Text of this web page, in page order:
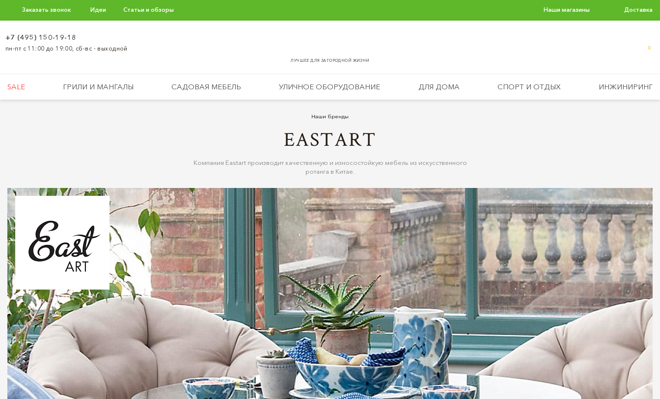
Заказать звонок Идеи Статьи и обзоры Наши магазины Доставка
ЛУЧШЕЕ ДЛЯ ЗАГОРОДНОЙ ЖИЗНИ
+7 (495) 150-19-18
пн-пт с 11:00 до 19:00, сб-вс - выходной 0
SALE ГРИЛИ И МАНГАЛЫ САДОВАЯ МЕБЕЛЬ УЛИЧНОЕ ОБОРУДОВАНИЕ ДЛЯ ДОМА СПОРТ И ОТДЫХ ИНЖИНИРИНГ
Наши бренды
EASTART
Компания Eastart производит качественную и износостойкую мебель из искусственного
ротанга в Китае.